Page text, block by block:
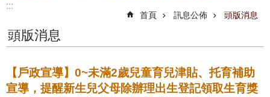
:::
:::
首頁 訊息公佈 頭版消息
頭版消息
【戶政宣導】0~未滿2歲兒童育兒津貼、托育補助
宣導，提醒新生兒父母除辦理出生登記領取生育獎